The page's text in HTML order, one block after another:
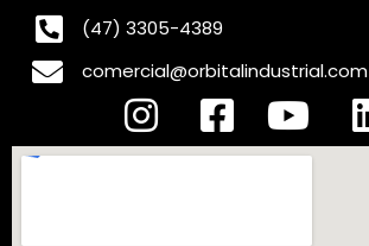
(47) 3305-4389
comercial@orbitalindustrial.com